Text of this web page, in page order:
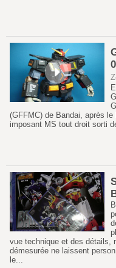
(GFFMC) de Bandai, après
imposant MS tout droit sorti
vue technique et des détails,
démesurée ne laissent
le...